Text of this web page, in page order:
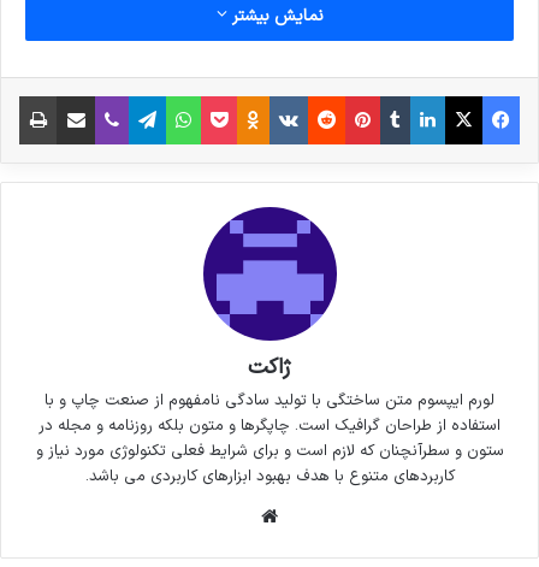
نمایش بیشتر
فیس بوک X لینکدین
‫تامبلر‫پین‌ترست
‫رددیت‫VKontakte
‫Odnoklassniki
پاکتواتس آپ تلگراموایبر اشتراک گذاری از طریق ایمیل
ژاکت
لورم ایپسوم متن ساختگی با تولید سادگی نامفهوم از صنعت چاپ و با
استفاده از طراحان گرافیک است. چاپگرها و متون بلکه روزنامه و مجله در
ستون و سطرآنچنان که لازم است و برای شرایط فعلی تکنولوژی مورد نیاز و
کاربردهای متنوع با هدف بهبود ابزارهای کاربردی می باشد.